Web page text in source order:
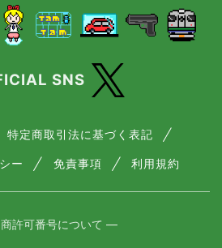
SNS
特定商取引法に基づく表記
ー 免責事項 利用規約
許可番号について ―